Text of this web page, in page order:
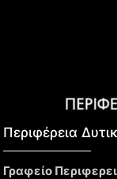
Περιφέρεια
Γραφείο